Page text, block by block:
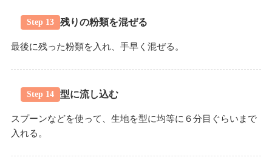
Step 13 残りの粉類を混ぜる
最後に残った粉類を入れ、手早く混ぜる。
Step 14 型に流し込む
スプーンなどを使って、生地を型に均等に６分目ぐらいまで
入れる。